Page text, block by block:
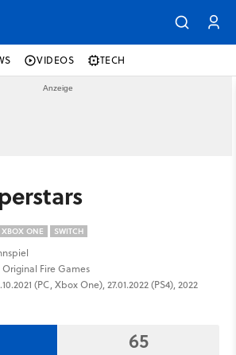
VIDEOS TECH
XBOX ONE SWITCH
Original Fire Games
(PC, Xbox One), 27.01.2022 (PS4), 2022
65